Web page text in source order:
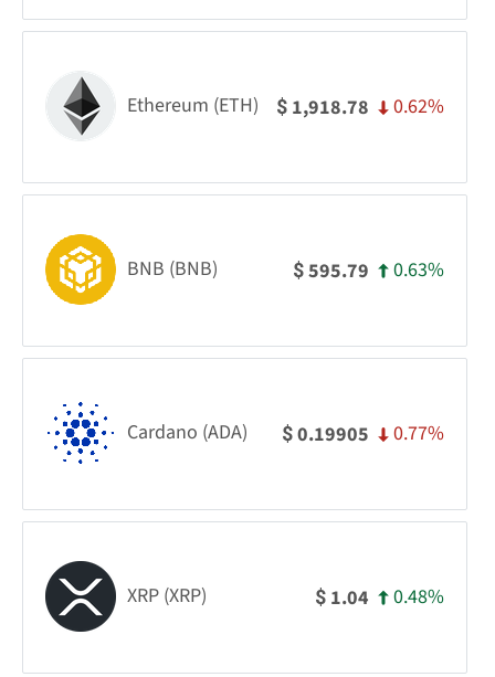
Ethereum (ETH) $ 1,918.78 0.62%
BNB (BNB) $595.79 0.63%
Cardano (ADA) $0.19905 0.77%
XRP (XRP) $ 1.04 0.48%